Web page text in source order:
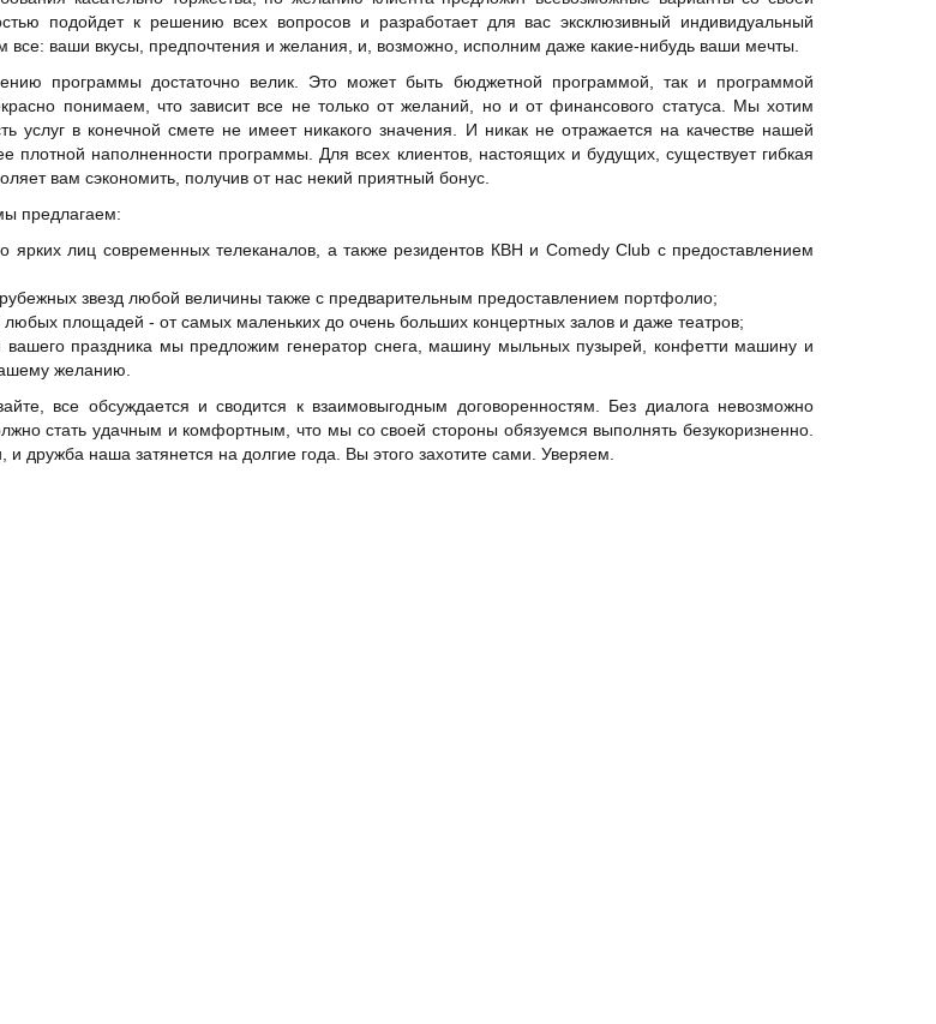
подойдет к решению всех вопросов и разработает для вас эксклюзивный индивидуальный
ваши вкусы, предпочтения и желания, и, возможно, исполним даже какие-нибудь ваши мечты.
программы достаточно велик. Это может быть бюджетной программой, так и программой
понимаем, что зависит все не только от желаний, но и от финансового статуса. Мы хотим
услуг в конечной смете не имеет никакого значения. И никак не отражается на качестве нашей
плотной наполненности программы. Для всех клиентов, настоящих и будущих, существует гибкая
вам сэкономить, получив от нас некий приятный бонус.
предлагаем:
ярких лиц современных телеканалов, а также резидентов КВН и Comedy Club с предоставлением
звезд любой величины также с предварительным предоставлением портфолио;
площадей - от самых маленьких до очень больших концертных залов и даже театров;
вашего праздника мы предложим генератор снега, машину мыльных пузырей, конфетти машину и
желанию.
все обсуждается и сводится к взаимовыгодным договоренностям. Без диалога невозможно
стать удачным и комфортным, что мы со своей стороны обязуемся выполнять безукоризненно.
и дружба наша затянется на долгие года. Вы этого захотите сами. Уверяем.